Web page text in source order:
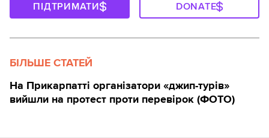
ПІДТРИМАТИ DONATE
БІЛЬШЕ СТАТЕЙ
На Прикарпатті організатори «джип-турів»
вийшли на протест проти перевірок (ФОТО)